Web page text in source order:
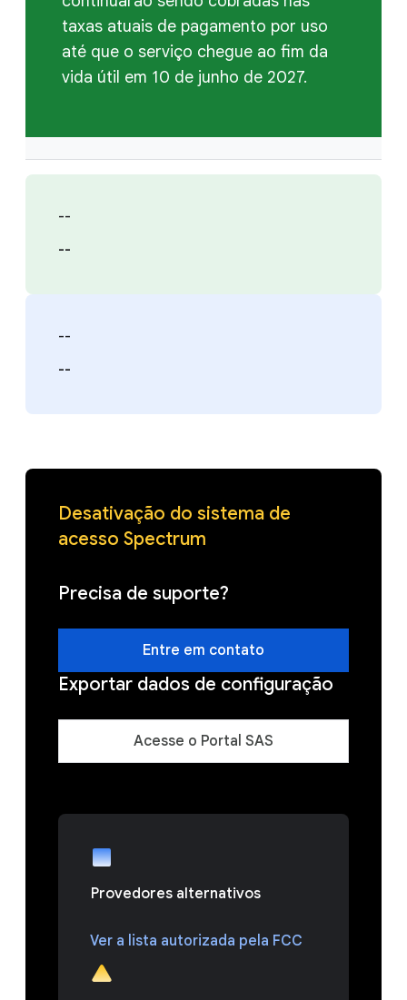
taxas atuais de pagamento por uso
até que o serviço chegue ao fim da
vida útil em 10 de junho de 2027.
--
--
--
--
Desativação do sistema de
acesso Spectrum
Precisa de suporte?
Entre em contato
Exportar dados de configuração
Acesse o Portal SAS
Provedores alternativos
Ver a lista autorizada pela FCC